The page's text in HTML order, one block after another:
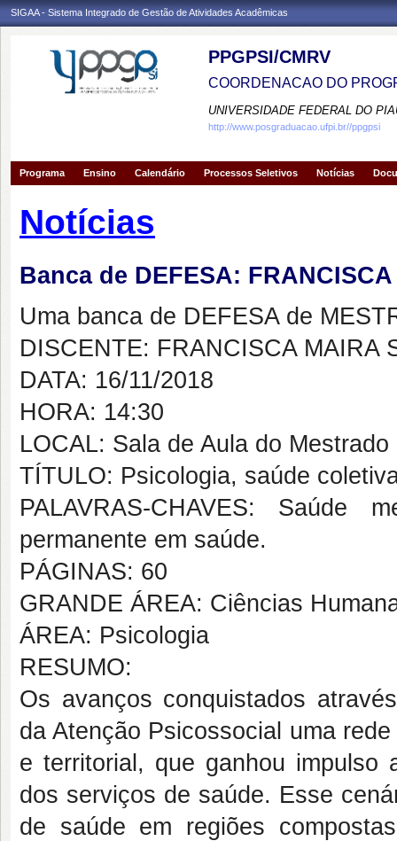
SIGAA - Sistema Integrado de Gestão de Atividades Acadêmicas
PPGPSI/CMRV
COORDENACAO DO
UNIVERSIDADE FEDERAL DO
http://www.posgraduacao.ufpi.br//ppgpsi
Programa Ensino Calendário Processos Seletivos Notícias
Notícias
Banca de DEFESA:
Uma banca de DEFESA de
DISCENTE: FRANCISCA MAIRA
DATA: 16/11/2018
HORA: 14:30
LOCAL: Sala de Aula do Mestrado
TÍTULO: Psicologia, saúde
PALAVRAS-CHAVES: Saúde
permanente em saúde.
PÁGINAS: 60
GRANDE ÁREA: Ciências
ÁREA: Psicologia
RESUMO:
Os avanços conquistados
da Atenção Psicossocial uma
e territorial, que ganhou impulso
dos serviços de saúde. Esse
de saúde em regiões